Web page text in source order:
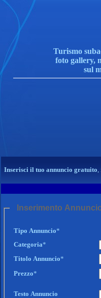
Turismo
foto gallery,
sul
Inserisci il tuo annuncio gratuito,
Inserimento
Tipo Annuncio*
Categoria*
Titolo Annuncio*
Prezzo*
Testo Annuncio